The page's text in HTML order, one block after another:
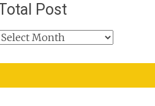
Post
Total